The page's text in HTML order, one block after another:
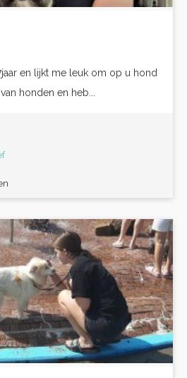
en lijkt me leuk om op u hond
honden en heb...